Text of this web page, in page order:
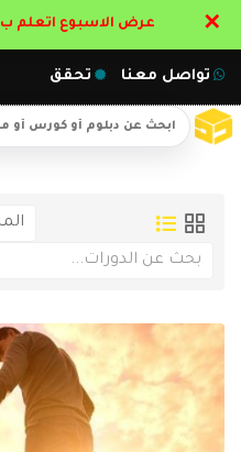
تواصل معنا تحقق
عرض الاسبوع اتعلم ب 75% خصم : احجز مقعدك الان ✕